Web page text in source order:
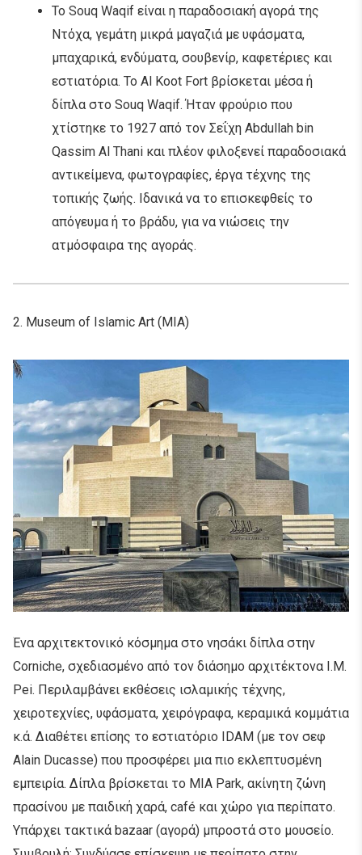
Το Souq Waqif είναι η παραδοσιακή αγορά της
Ντόχα, γεμάτη μικρά μαγαζιά με υφάσματα,
μπαχαρικά, ενδύματα, σουβενίρ, καφετέριες και
εστιατόρια. Το Al Koot Fort βρίσκεται μέσα ή
δίπλα στο Souq Waqif. Ήταν φρούριο που
χτίστηκε το 1927 από τον Σεΐχη Abdullah bin
Qassim Al Thani και πλέον φιλοξενεί παραδοσιακά
αντικείμενα, φωτογραφίες, έργα τέχνης της
τοπικής ζωής. Ιδανικά να το επισκεφθείς το
απόγευμα ή το βράδυ, για να νιώσεις την
ατμόσφαιρα της αγοράς.
2. Museum of Islamic Art (MIA)
Ένα αρχιτεκτονικό κόσμημα στο νησάκι δίπλα στην
Corniche, σχεδιασμένο από τον διάσημο αρχιτέκτονα I.M.
Pei. Περιλαμβάνει εκθέσεις ισλαμικής τέχνης,
χειροτεχνίες, υφάσματα, χειρόγραφα, κεραμικά κομμάτια
κ.ά. Διαθέτει επίσης το εστιατόριο IDAM (με τον σεφ
Alain Ducasse) που προσφέρει μια πιο εκλεπτυσμένη
εμπειρία. Δίπλα βρίσκεται το MIA Park, ακίνητη ζώνη
πρασίνου με παιδική χαρά, café και χώρο για περίπατο.
Υπάρχει τακτικά bazaar (αγορά) μπροστά στο μουσείο.